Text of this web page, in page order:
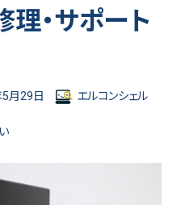
理・サポート
月29日
著
エルコンシェル